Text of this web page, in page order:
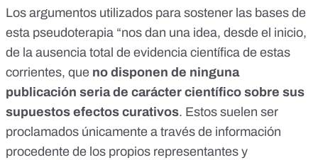
Los argumentos utilizados para sostener las bases de
esta pseudoterapia “nos dan una idea, desde el inicio,
de la ausencia total de evidencia científica de estas
corrientes, que no disponen de ninguna
publicación seria de carácter científico sobre sus
supuestos efectos curativos. Estos suelen ser
proclamados únicamente a través de información
procedente de los propios representantes y